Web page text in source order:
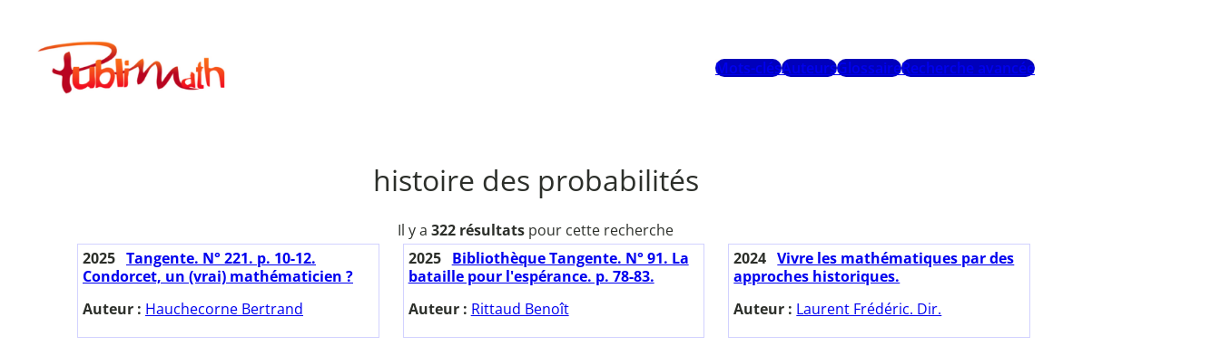
contenuPublimath
Mots-clésAuteursGlossaireRecherche avancée
histoire des probabilités
Il y a 322 résultats pour cette recherche
2025 Tangente. N° 221. p. 10-12.
Condorcet, un (vrai) mathématicien ?
Auteur : Hauchecorne Bertrand
2025
Bibliothèque Tangente. N° 91. La
bataille pour l'espérance. p. 78-83.
Auteur : Rittaud Benoît
2024 Vivre les mathématiques par des
approches historiques.
Auteur : Laurent Frédéric. Dir.